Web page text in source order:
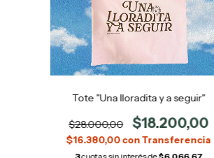
Tote "Una lloradita y a seguir"
$28.000,00 $18.200,00
$16.380,00con